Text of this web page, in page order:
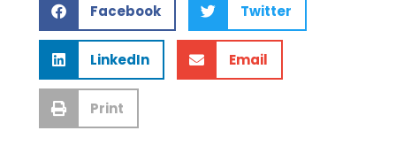
Facebook Twitter
LinkedIn Email
Print